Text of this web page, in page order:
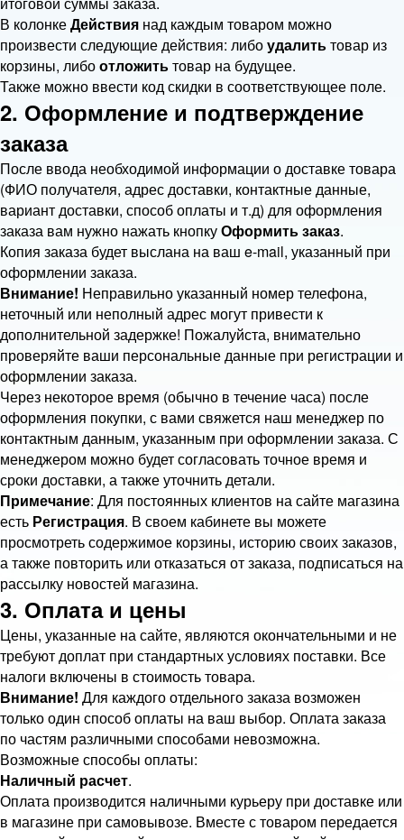
В колонкеДействия над каждым товаром можно
произвести следующие действия: либоудалитьтовар из
корзины, либоотложитьтовар на будущее.
Также можно ввести код скидки в соответствующее поле.
2. Оформление и подтверждение
заказа
После ввода необходимой информации о доставке товара
(ФИО получателя, адрес доставки, контактные данные,
вариант доставки, способ оплаты и т.д) для оформления
заказа вам нужно нажать кнопкуОформить заказ.
Копия заказа будет выслана на ваш e-mail, указанный при
оформлении заказа.
Внимание! Неправильно указанный номер телефона,
неточный или неполный адрес могут привести к
дополнительной задержке! Пожалуйста, внимательно
проверяйте ваши персональные данные при регистрации и
оформлении заказа.
Через некоторое время (обычно в течение часа) после
оформления покупки, с вами свяжется наш менеджер по
контактным данным, указанным при оформлении заказа. С
менеджером можно будет согласовать точное время и
сроки доставки, а также уточнить детали.
Примечание: Для постоянных клиентов на сайте магазина
есть Регистрация. В своем кабинете вы можете
просмотреть содержимое корзины, историю своих заказов,
а также повторить или отказаться от заказа, подписаться на
рассылку новостей магазина.
3. Оплата и цены
Цены, указанные на сайте, являются окончательными и не
требуют доплат при стандартных условиях поставки. Все
налоги включены в стоимость товара.
Внимание! Для каждого отдельного заказа возможен
только один способ оплаты на ваш выбор. Оплата заказа
по частям различными способами невозможна.
Возможные способы оплаты:
Наличный расчет.
Оплата производится наличными курьеру при доставке или
в магазине при самовывозе. Вместе с товаром передается